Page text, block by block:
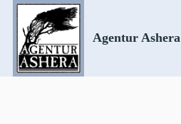
Direkt zum Inhalt
Agentur Ashera